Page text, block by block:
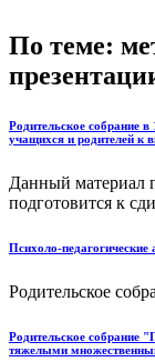
По теме:
Родительское собрание
учащихся и родителей к
Данный материал
подготовится к
Психоло-
Родительское
Родительское собрание
тяжелыми